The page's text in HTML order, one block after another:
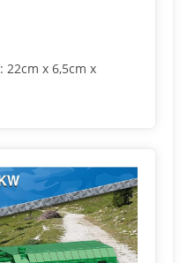
22cm x 6,5cm x